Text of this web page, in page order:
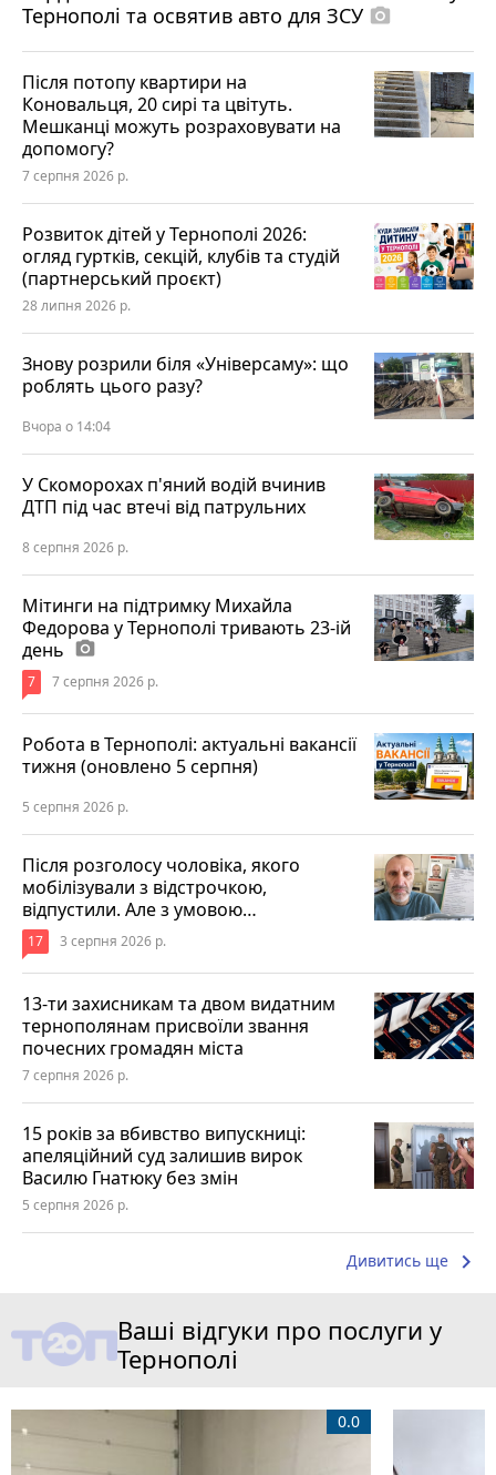
Тернополі та освятив авто для ЗСУ photo_camera
Після потопу квартири на
Коновальця, 20 сирі та цвітуть.
Мешканці можуть розраховувати на
допомогу?
7 серпня 2026 р.
Розвиток дітей у Тернополі 2026:
огляд гуртків, секцій, клубів та студій
(партнерський проєкт)
28 липня 2026 р.
Знову розрили біля «Універсаму»: що
роблять цього разу?
Вчора о 14:04
У Скоморохах п'яний водій вчинив
ДТП під час втечі від патрульних
8 серпня 2026 р.
Мітинги на підтримку Михайла
Федорова у Тернополі тривають 23-ій
день photo_camera
7 7 серпня 2026 р.
Робота в Тернополі: актуальні вакансії
тижня (оновлено 5 серпня)
5 серпня 2026 р.
Після розголосу чоловіка, якого
мобілізували з відстрочкою,
відпустили. Але з умовою…
17 3 серпня 2026 р.
13-ти захисникам та двом видатним
тернополянам присвоїли звання
почесних громадян міста
7 серпня 2026 р.
15 років за вбивство випускниці:
апеляційний суд залишив вирок
Василю Гнатюку без змін
5 серпня 2026 р.
Дивитись ще keyboard_arrow_right
Ваші відгуки про послуги у
Тернополі
0.0